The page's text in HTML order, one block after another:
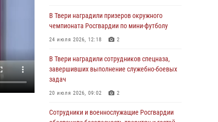
27 июля 2026, 08:29
В Твери наградили призеров окружного
24 июля 2026, 12:18 2
Росгвардейцы оказали помощь водителю на
дороге в городе Кашин
В Твери наградили призеров окружного
чемпионата Росгвардии по мини-футболу
24 июля 2026, 12:18 2
В Твери наградили сотрудников спецназа,
завершивших выполнение служебно-боевых
задач
20 июля 2026, 09:02 2
Сотрудники и военнослужащие Росгвардии